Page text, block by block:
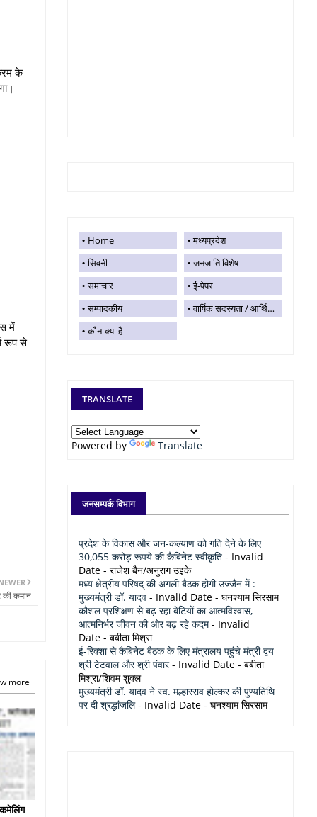
के
में
रूप से
की कमान
more
Home
मध्यप्रदेश
सिवनी
जनजाति विशेष
समाचार
ई-पेपर
सम्पादकीय
वार्षिक सदस्यता / आर्थिक सहयोग
कौन-क्या है
TRANSLATE
Powered by Translate
जनसम्पर्क विभाग
प्रदेश के विकास और जन-कल्याण को गति देने के लिए
30,055 करोड़ रूपये की कैबिनेट स्वीकृति - Invalid
Date - राजेश बैन/अनुराग उइके
मध्य क्षेत्रीय परिषद् की अगली बैठक होगी उज्जैन में :
मुख्यमंत्री डॉ. यादव - Invalid Date - घनश्याम सिरसाम
कौशल प्रशिक्षण से बढ़ रहा बेटियों का आत्मविश्वास,
आत्मनिर्भर जीवन की ओर बढ़ रहे कदम- Invalid
Date - बबीता मिश्रा
ई-रिक्शा से कैबिनेट बैठक के लिए मंत्रालय पहुंचे मंत्री द्वय
श्री टेटवाल और श्री पंवार- Invalid Date - बबीता
मिश्रा/शिवम शुक्ल
मुख्यमंत्री डॉ. यादव ने स्व. मल्हारराव होल्कर की पुण्यतिथि
पर दी श्रद्धांजलि- Invalid Date - घनश्याम सिरसाम